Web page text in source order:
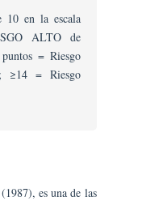
10 en la escala
ALTO de
= Riesgo
≥14 = Riesgo
es una de las